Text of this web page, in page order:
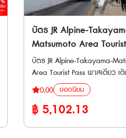
บัตร JR Alpine-
Matsumoto Area
บัตร JR Alpine-Takayama-
Area Tourist Pass พาสเดียว เดินทางได้ทั่ว
Tateyama Kurobe Alpine
ลป์ทาเตยามะคุโรเบะเปรียบเป็น “
ญี่ปุ่น” เป็นเส้นทางทะลุผ่านเขาท
0.00 ยอดนิยม
฿ 5,102.13